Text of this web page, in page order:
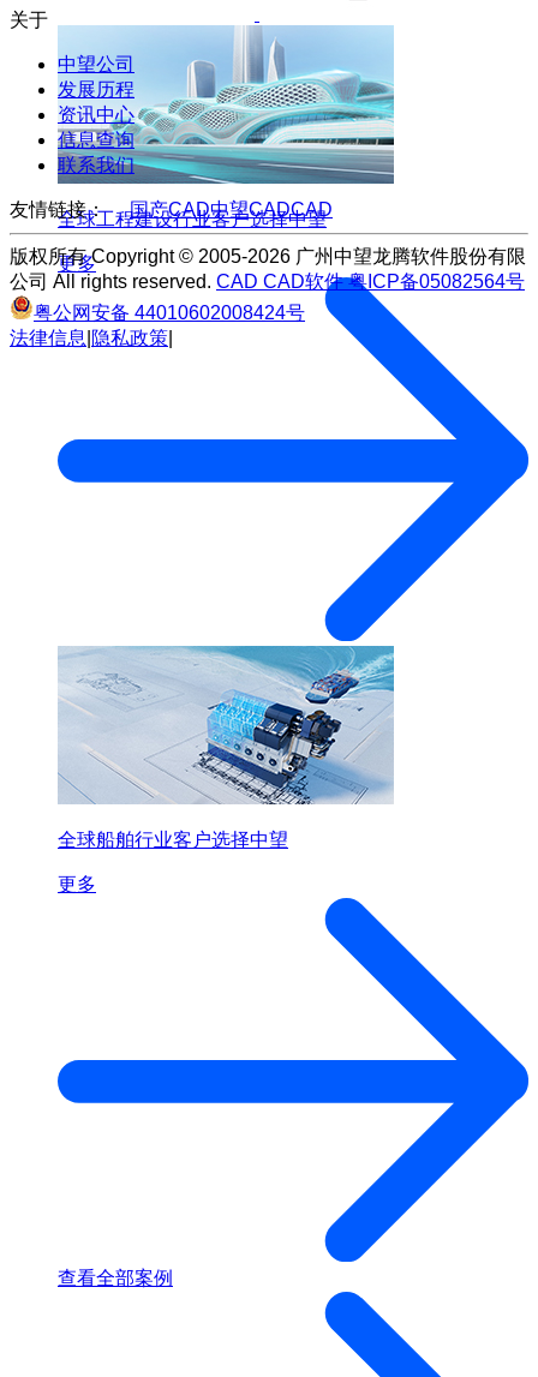
全球工程建设行业客户选择中望
更多
全球船舶行业客户选择中望
更多
查看全部案例
关于
中望公司
发展历程
资讯中心
信息查询
联系我们
友情链接： 国产CAD中望CADCAD
版权所有 Copyright © 2005-2026 广州中望龙腾软件股份有限
公司 All rights reserved. CAD CAD软件粤ICP备05082564号
粤公网安备 44010602008424号
法律信息 隐私政策